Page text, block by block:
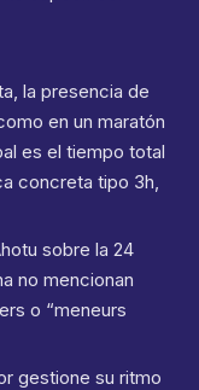
la presencia de
en un maratón
es el tiempo total
concreta tipo 3h,
sobre la 24
no mencionan
o “meneurs
gestione su ritmo